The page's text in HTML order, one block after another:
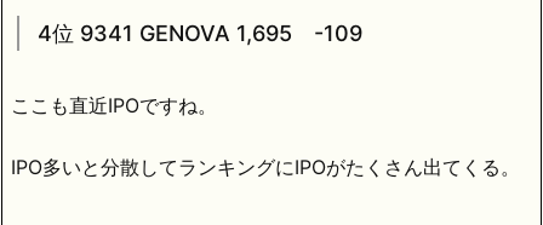
4位 9341 GENOVA 1,695 -109
ここも直近IPOですね。
IPO多いと分散してランキングにIPOがたくさん出てくる。